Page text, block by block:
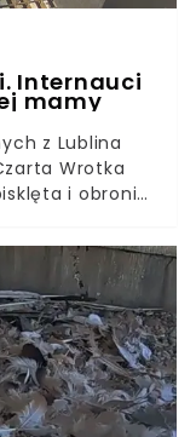
Internauci
mamy
z Lublina
Wrotka
i obronić
martwią
stała
a w razie
ze strony
iż
Co wzbudziło